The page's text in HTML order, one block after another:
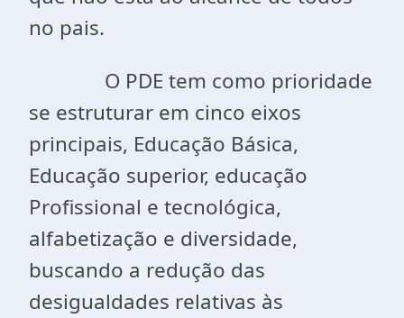
no pais.
O PDE tem como prioridade
se estruturar em cinco eixos
principais, Educação Básica,
Educação superior, educação
Profissional e tecnológica,
alfabetização e diversidade,
buscando a redução das
desigualdades relativas às